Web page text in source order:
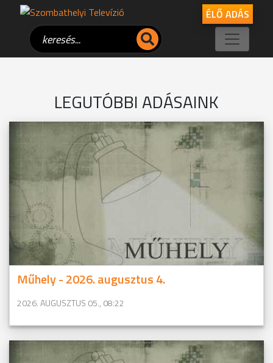
ÉLŐ ADÁS
LEGUTÓBBI ADÁSAINK
Műhely - 2026. augusztus 4.
2026. AUGUSZTUS 05., 08:22